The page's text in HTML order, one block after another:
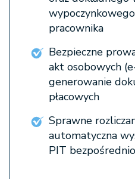
pracownika
Bezpieczne
akt osobowych
generowanie
płacowych
Sprawne
automatyczna
PIT